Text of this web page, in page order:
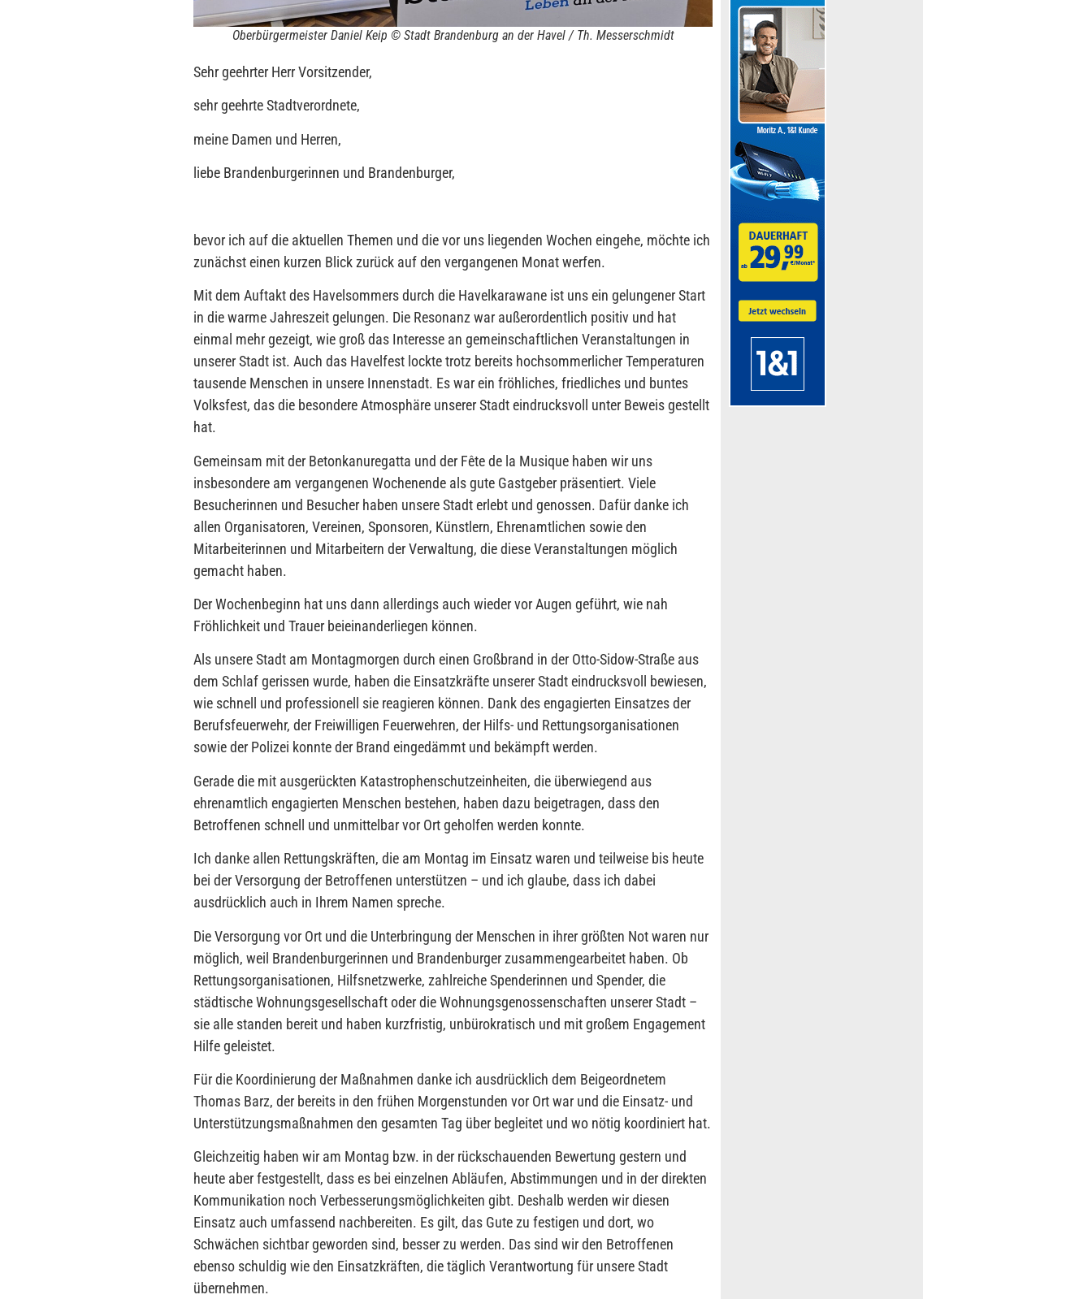
Oberbürgermeister Daniel Keip © Stadt Brandenburg an der Havel / Th. Messerschmidt
Sehr geehrter Herr Vorsitzender,
sehr geehrte Stadtverordnete,
meine Damen und Herren,
liebe Brandenburgerinnen und Brandenburger,
bevor ich auf die aktuellen Themen und die vor uns liegenden Wochen eingehe, möchte ich
zunächst einen kurzen Blick zurück auf den vergangenen Monat werfen.
Mit dem Auftakt des Havelsommers durch die Havelkarawane ist uns ein gelungener Start
in die warme Jahreszeit gelungen. Die Resonanz war außerordentlich positiv und hat
einmal mehr gezeigt, wie groß das Interesse an gemeinschaftlichen Veranstaltungen in
unserer Stadt ist. Auch das Havelfest lockte trotz bereits hochsommerlicher Temperaturen
tausende Menschen in unsere Innenstadt. Es war ein fröhliches, friedliches und buntes
Volksfest, das die besondere Atmosphäre unserer Stadt eindrucksvoll unter Beweis gestellt
hat.
Gemeinsam mit der Betonkanuregatta und der Fête de la Musique haben wir uns
insbesondere am vergangenen Wochenende als gute Gastgeber präsentiert. Viele
Besucherinnen und Besucher haben unsere Stadt erlebt und genossen. Dafür danke ich
allen Organisatoren, Vereinen, Sponsoren, Künstlern, Ehrenamtlichen sowie den
Mitarbeiterinnen und Mitarbeitern der Verwaltung, die diese Veranstaltungen möglich
gemacht haben.
Der Wochenbeginn hat uns dann allerdings auch wieder vor Augen geführt, wie nah
Fröhlichkeit und Trauer beieinanderliegen können.
Als unsere Stadt am Montagmorgen durch einen Großbrand in der Otto-Sidow-Straße aus
dem Schlaf gerissen wurde, haben die Einsatzkräfte unserer Stadt eindrucksvoll bewiesen,
wie schnell und professionell sie reagieren können. Dank des engagierten Einsatzes der
Berufsfeuerwehr, der Freiwilligen Feuerwehren, der Hilfs- und Rettungsorganisationen
sowie der Polizei konnte der Brand eingedämmt und bekämpft werden.
Gerade die mit ausgerückten Katastrophenschutzeinheiten, die überwiegend aus
ehrenamtlich engagierten Menschen bestehen, haben dazu beigetragen, dass den
Betroffenen schnell und unmittelbar vor Ort geholfen werden konnte.
Ich danke allen Rettungskräften, die am Montag im Einsatz waren und teilweise bis heute
bei der Versorgung der Betroffenen unterstützen – und ich glaube, dass ich dabei
ausdrücklich auch in Ihrem Namen spreche.
Die Versorgung vor Ort und die Unterbringung der Menschen in ihrer größten Not waren nur
möglich, weil Brandenburgerinnen und Brandenburger zusammengearbeitet haben. Ob
Rettungsorganisationen, Hilfsnetzwerke, zahlreiche Spenderinnen und Spender, die
städtische Wohnungsgesellschaft oder die Wohnungsgenossenschaften unserer Stadt –
sie alle standen bereit und haben kurzfristig, unbürokratisch und mit großem Engagement
Hilfe geleistet.
Für die Koordinierung der Maßnahmen danke ich ausdrücklich dem Beigeordnetem
Thomas Barz, der bereits in den frühen Morgenstunden vor Ort war und die Einsatz- und
Unterstützungsmaßnahmen den gesamten Tag über begleitet und wo nötig koordiniert hat.
Gleichzeitig haben wir am Montag bzw. in der rückschauenden Bewertung gestern und
heute aber festgestellt, dass es bei einzelnen Abläufen, Abstimmungen und in der direkten
Kommunikation noch Verbesserungsmöglichkeiten gibt. Deshalb werden wir diesen
Einsatz auch umfassend nachbereiten. Es gilt, das Gute zu festigen und dort, wo
Schwächen sichtbar geworden sind, besser zu werden. Das sind wir den Betroffenen
ebenso schuldig wie den Einsatzkräften, die täglich Verantwortung für unsere Stadt
übernehmen.